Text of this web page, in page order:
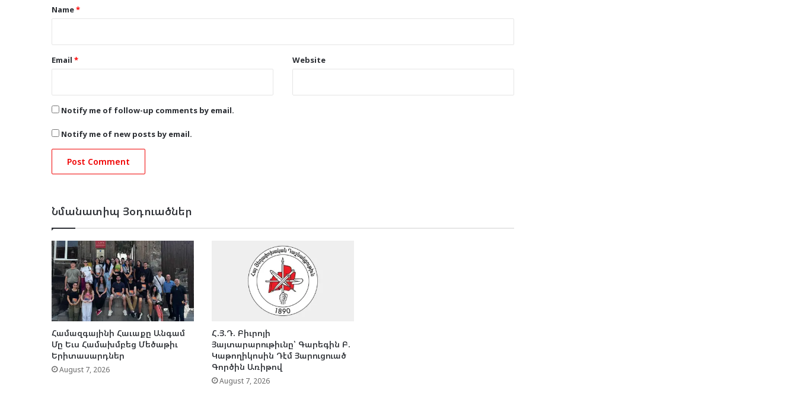
*Name*
Email * Website
Notify me of follow-up comments by email.
Notify me of new posts by email.
Նմանատիպ Յօդուածներ
Համազգայինի Հաւաքը Անգամ
Մը Եւս Համախմբեց Մեծաթիւ
Երիտասարդներ
August 7, 2026
Հ.Յ.Դ. Բիւրոյի
Յայտարարութիւնը՝ Գարեգին Բ.
Կաթողիկոսին Դէմ Յարուցուած
Գործին Առիթով
August 7, 2026